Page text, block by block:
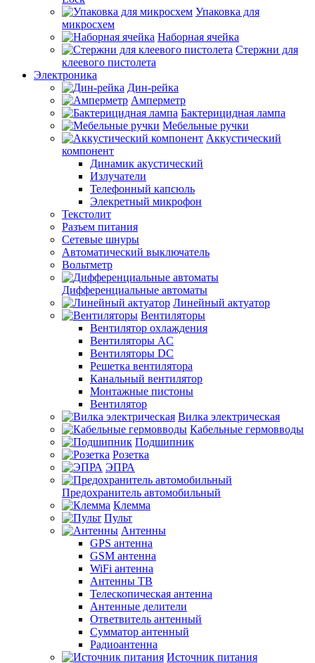
Упаковка для
микросхем
Наборная ячейка
Стержни для
клеевого пистолета
Электроника
Дин-рейка
Амперметр
Бактерицидная лампа
Мебельные ручки
Аккустический
компонент
Динамик акустический
Излучатели
Телефонный капсюль
Элекретный микрофон
Текстолит
Разъем питания
Сетевые шнуры
Автоматический выключатель
Вольтметр
Дифференциальные автоматы
Линейный актуатор
Вентиляторы
Вентилятор охлаждения
Вентиляторы AC
Вентиляторы DC
Решетка вентилятора
Канальный вентилятор
Монтажные пистоны
Вентилятор
Вилка электрическая
Кабельные гермовводы
Подшипник
Розетка
ЭПРА
Предохранитель автомобильный
Клемма
Пульт
Антенны
GPS антенна
GSM антенна
WiFi антенна
Антенны ТВ
Телескопическая антенна
Антенные делители
Ответвитель антенный
Сумматор антенный
Радиоантенна
Источник питания